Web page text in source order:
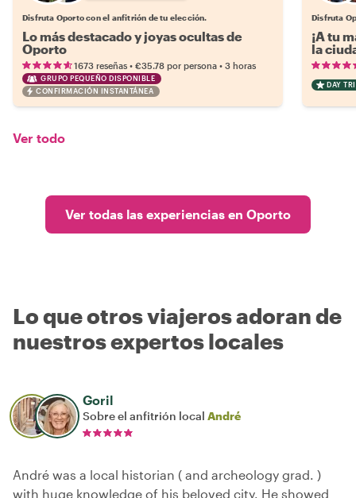
Disfruta Oporto con el anfitrión de tu elección.
Lo más destacado y joyas ocultas de
Oporto
1673 reseñas • €35.78 por persona • 3 horas
GRUPO PEQUEÑO DISPONIBLE
CONFIRMACIÓN INSTANTÁNEA
Disfruta
¡A tu
la
DAY
Ver todo
Ver todas las experiencias en Oporto
Lo que otros viajeros adoran de
nuestros expertos locales
Goril
Sobre el anfitrión local André
André was a local historian ( and archeology grad. )
with huge knowledge of his beloved city. He showed